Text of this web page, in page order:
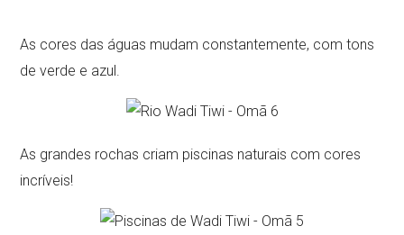
As cores das águas mudam constantemente, com tons
de verde e azul.
As grandes rochas criam piscinas naturais com cores
incríveis!